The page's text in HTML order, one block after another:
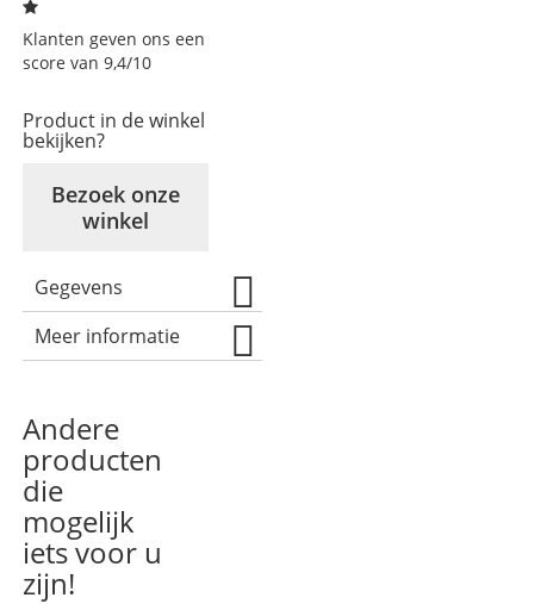
Klanten geven ons een
score van 9,4/10
Product in de winkel
bekijken?
Bezoek onze
winkel
Gegevens
Meer informatie
Andere
producten
die
mogelijk
iets voor u
zijn!